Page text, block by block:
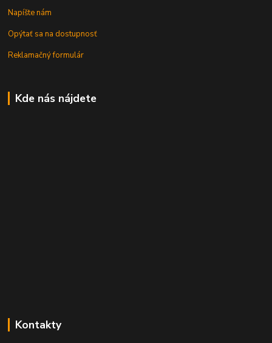
Napíšte nám
Opýtať sa na dostupnosť
Reklamačný formulár
Kde nás nájdete
Kontakty